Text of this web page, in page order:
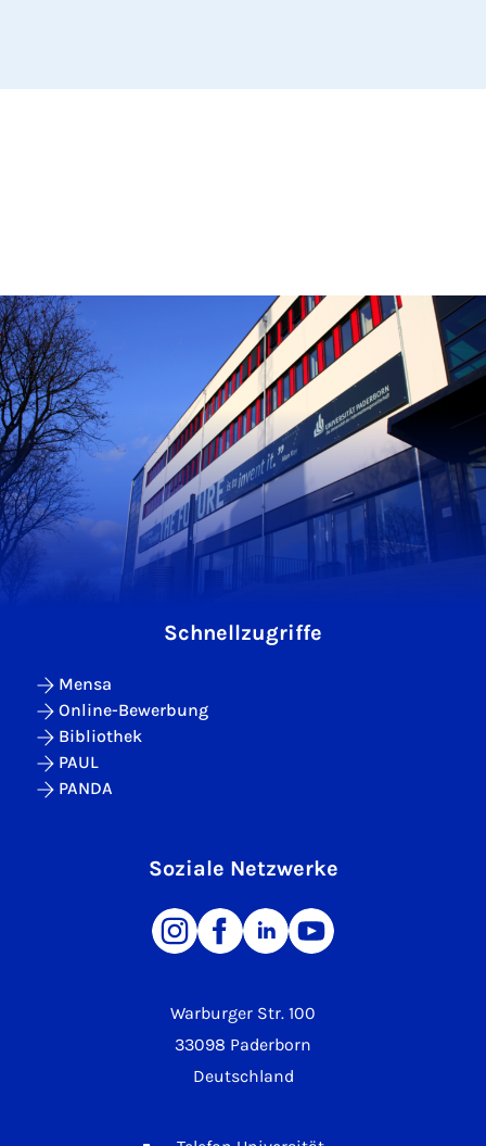
Warburger Str. 100
33098 Paderborn
Deutschland
Schnellzugriffe
Mensa
Online-Bewerbung
Bibliothek
PAUL
PANDA
Soziale Netzwerke